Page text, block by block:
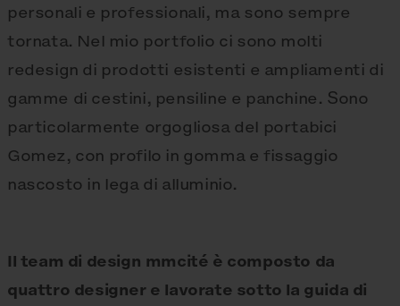
personali e professionali, ma sono sempre
tornata. Nel mio portfolio ci sono molti
redesign di prodotti esistenti e ampliamenti di
gamme di cestini, pensiline e panchine. Sono
particolarmente orgogliosa del portabici
Gomez, con profilo in gomma e fissaggio
nascosto in lega di alluminio.
Il team di design mmcité è composto da
quattro designer e lavorate sotto la guida di